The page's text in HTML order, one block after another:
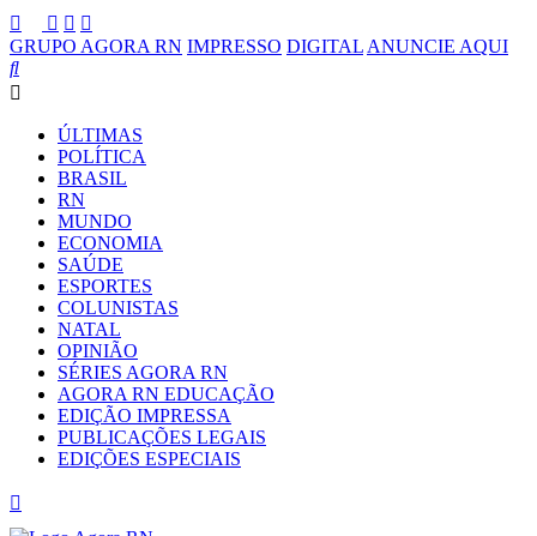
GRUPO AGORA RN IMPRESSO DIGITAL ANUNCIE AQUI
ÚLTIMAS
POLÍTICA
BRASIL
RN
MUNDO
ECONOMIA
SAÚDE
ESPORTES
COLUNISTAS
NATAL
OPINIÃO
SÉRIES AGORA RN
AGORA RN EDUCAÇÃO
EDIÇÃO IMPRESSA
PUBLICAÇÕES LEGAIS
EDIÇÕES ESPECIAIS